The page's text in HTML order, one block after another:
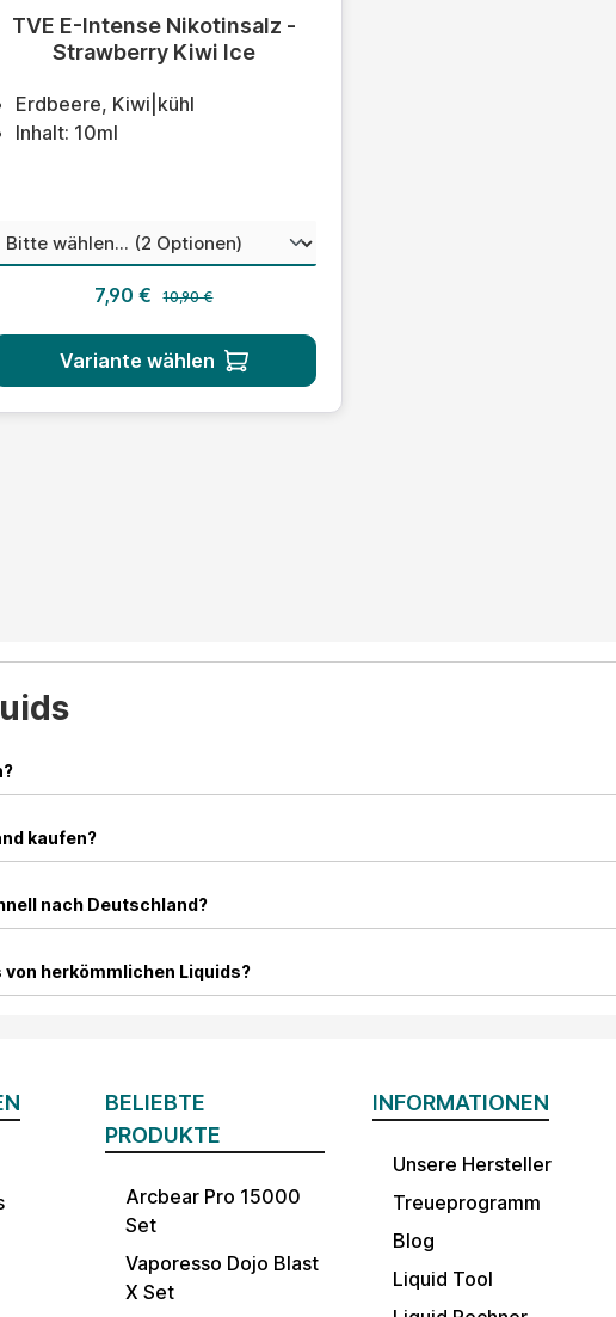
Durchschnittliche Bewertung von 0 von 5 Sternen
TVE E-Intense Nikotinsalz -
Strawberry Kiwi Ice
Erdbeere, Kiwi|kühl
Inhalt: 10ml
Nikotinstärkeauswählen
Verkaufspreis:
7,90 € Regulärer Preis:
10,90 €
Variante wählen
kaufen?
nach Deutschland?
herkömmlichen Liquids?
BELIEBTE
PRODUKTE
Arcbear Pro 15000
Set
Vaporesso Dojo Blast
X Set
INFORMATIONEN
Unsere Hersteller
Treueprogramm
Blog
Liquid Tool